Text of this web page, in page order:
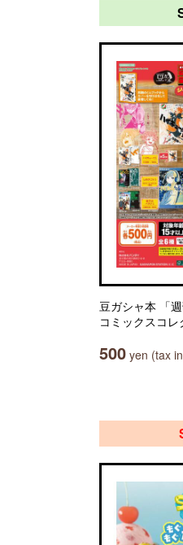
豆ガシャ本 「
コミックスコ
500 yen (tax